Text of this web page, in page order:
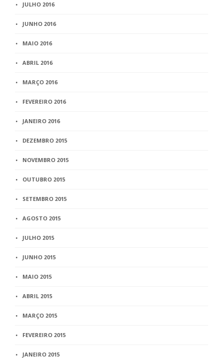
JULHO 2016
JUNHO 2016
MAIO 2016
ABRIL 2016
MARÇO 2016
FEVEREIRO 2016
JANEIRO 2016
DEZEMBRO 2015
NOVEMBRO 2015
OUTUBRO 2015
SETEMBRO 2015
AGOSTO 2015
JULHO 2015
JUNHO 2015
MAIO 2015
ABRIL 2015
MARÇO 2015
FEVEREIRO 2015
JANEIRO 2015